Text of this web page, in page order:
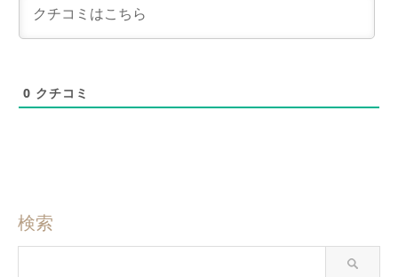
0 クチコミ
検索